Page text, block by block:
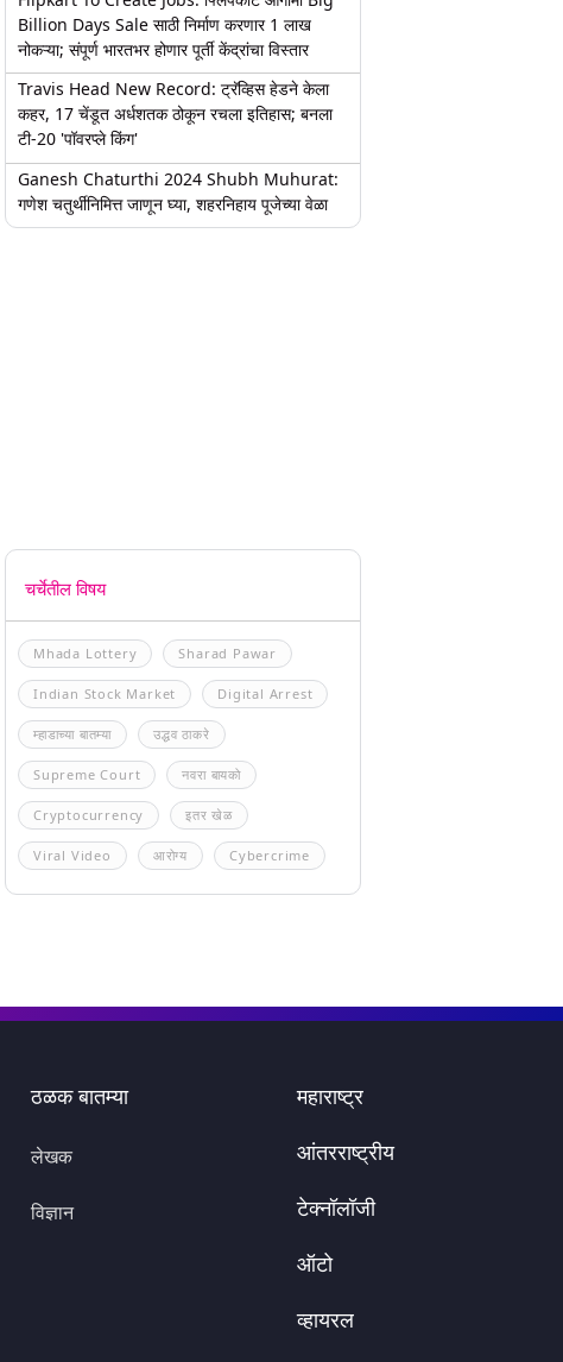
Billion Days Sale साठी निर्माण करणार 1 लाख
नोकऱ्या; संपूर्ण भारतभर होणार पूर्ती केंद्रांचा विस्तार
Travis Head New Record: ट्रॅव्हिस हेडने केला
कहर, 17 चेंडूत अर्धशतक ठोकून रचला इतिहास; बनला
टी-20 'पॉवरप्ले किंग'
Ganesh Chaturthi 2024 Shubh Muhurat:
गणेश चतुर्थीनिमित्त जाणून घ्या, शहरनिहाय पूजेच्या वेळा
चर्चेतील विषय
Mhada Lottery Sharad Pawar
Indian Stock Market Digital Arrest
म्हाडाच्या बातम्या उद्धव ठाकरे
Supreme Court नवरा बायको
Cryptocurrency इतर खेळ
Viral Video आरोग्य Cybercrime
ठळक बातम्या
लेखक
विज्ञान
महाराष्ट्र
आंतरराष्ट्रीय
टेक्नॉलॉजी
ऑटो
व्हायरल